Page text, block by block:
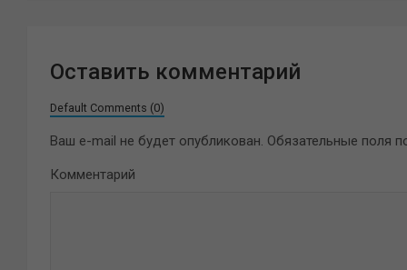
Оставить комментарий
Default Comments (0)
Ваш e-mail не будет опубликован. Обязательные поля
Комментарий